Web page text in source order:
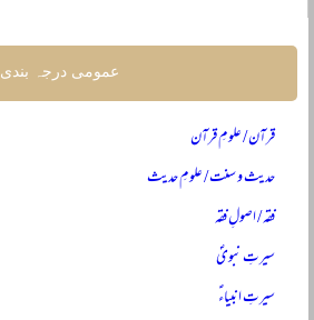
عمومی درجہ بندی
قرآن / علومِ قرآن
حدیث و سنت / علومِ حدیث
فقہ / اصولِ فقہ
سیرتِ نبویؐ
سیرتِ انبیاءؑ